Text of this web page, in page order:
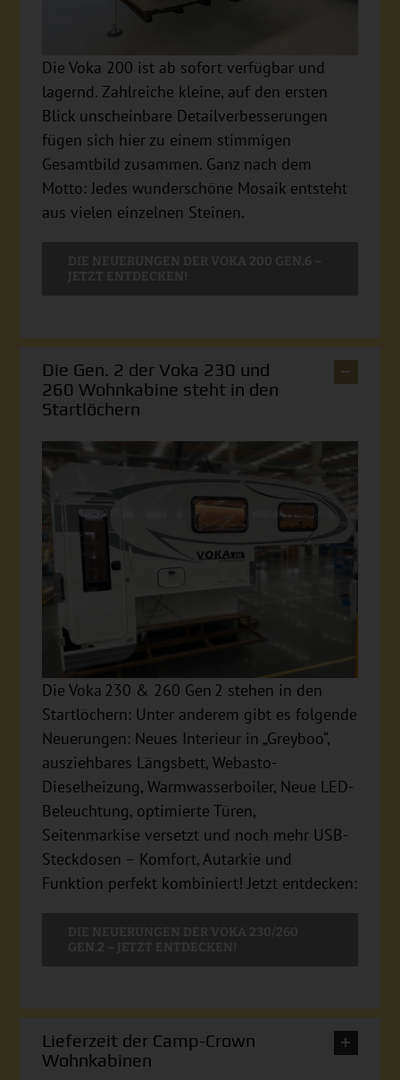
Die Voka 200 ist ab sofort verfügbar und
lagernd. Zahlreiche kleine, auf den ersten
Blick unscheinbare Detailverbesserungen
fügen sich hier zu einem stimmigen
Gesamtbild zusammen. Ganz nach dem
Motto: Jedes wunderschöne Mosaik entsteht
aus vielen einzelnen Steinen.
Die Gen. 2 der Voka 230 und
260 Wohnkabine steht in den
Startlöchern
Die Voka 230 & 260 Gen 2 stehen in den
Startlöchern: Unter anderem gibt es folgende
Neuerungen: Neues Interieur in „Greyboo“,
ausziehbares Längsbett, Webasto-
Dieselheizung, Warmwasserboiler, Neue LED-
Beleuchtung, optimierte Türen,
Seitenmarkise versetzt und noch mehr USB-
Steckdosen – Komfort, Autarkie und
Funktion perfekt kombiniert! Jetzt entdecken:
Lieferzeit der Camp-Crown
Wohnkabinen